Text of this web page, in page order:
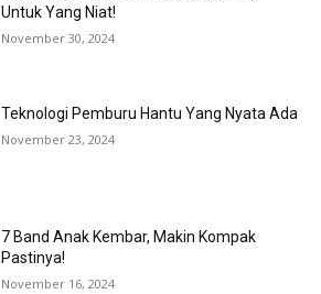
Untuk Yang Niat!
November 30, 2024
Teknologi Pemburu Hantu Yang Nyata Ada
November 23, 2024
7 Band Anak Kembar, Makin Kompak
Pastinya!
November 16, 2024